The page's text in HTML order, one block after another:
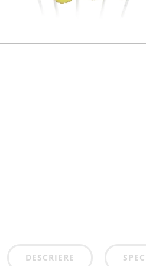
DESCRIERE